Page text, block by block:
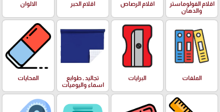
اقلام الفولوماستر
والدهان
اقلام الرصاص اقلام الحبر الالوان
الملفات البرايات
تجاليد , طوابع
اسماء واليوميات
المحايات